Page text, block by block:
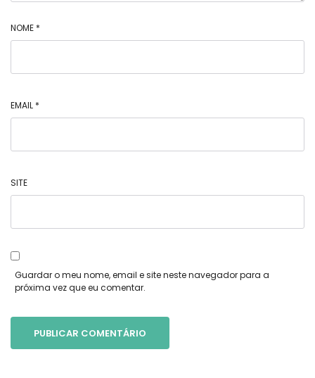
NOME *
EMAIL *
SITE
Guardar o meu nome, email e site neste navegador para a
próxima vez que eu comentar.